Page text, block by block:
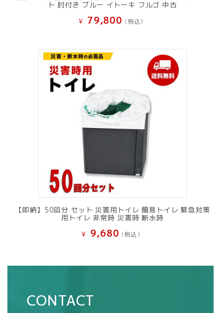
ト 肘付き ブルー イトーキ フルゴ 中古
¥ 79,800 (税込）
【即納】50回分 セット 災害用トイレ 簡易トイレ 緊急対策
用トイレ 非常時 災害時 断水時
¥ 9,680 (税込）
CONTACT